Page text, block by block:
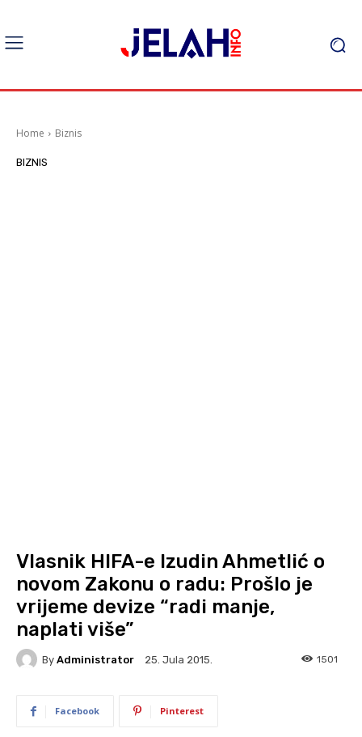
Home Biznis
BIZNIS
Vlasnik HIFA-e Izudin Ahmetlić o
novom Zakonu o radu: Prošlo je
vrijeme devize “radi manje,
naplati više”
By Administrator 25. Jula 2015. 1501
Facebook Pinterest